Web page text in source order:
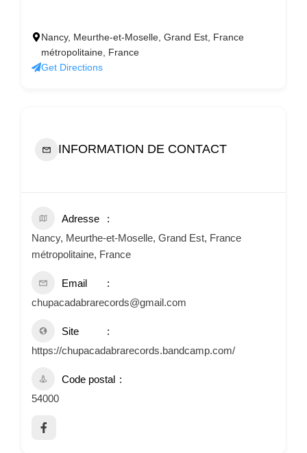
Nancy, Meurthe-et-Moselle, Grand Est, France
métropolitaine, France
Get Directions
INFORMATION DE CONTACT
Adresse
Nancy, Meurthe-et-Moselle, Grand Est, France
métropolitaine, France
Email
chupacadabrarecords@gmail.com
Site
https://chupacadabrarecords.bandcamp.com/
Code postal
54000